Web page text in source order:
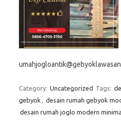
umahjogloantik@gebyoklawasan
Category: Uncategorized Tags:
gebyok , desain rumah gebyok
desain rumah joglo modern